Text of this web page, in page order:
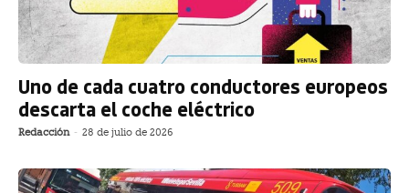
Uno de cada cuatro conductores europeos
descarta el coche eléctrico
Redacción - 28 de julio de 2026